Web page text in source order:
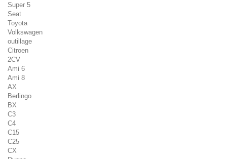
Super 5
Seat
Toyota
Volkswagen
outillage
Citroen
2CV
Ami 6
Ami 8
AX
Berlingo
BX
C3
C4
C15
C25
CX